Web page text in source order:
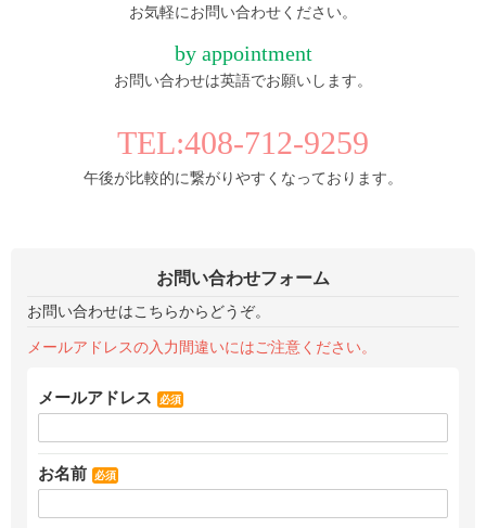
お気軽にお問い合わせください。
by appointment
お問い合わせは英語でお願いします。
TEL:408-712-9259
午後が比較的に繋がりやすくなっております。
お問い合わせフォーム
お問い合わせはこちらからどうぞ。
メールアドレスの入力間違いにはご注意ください。
メールアドレス 必須
お名前 必須